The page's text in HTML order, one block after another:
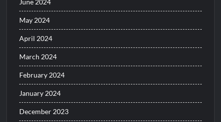
May 2024
April 2024
March 2024
February 2024
January 2024
December 2023